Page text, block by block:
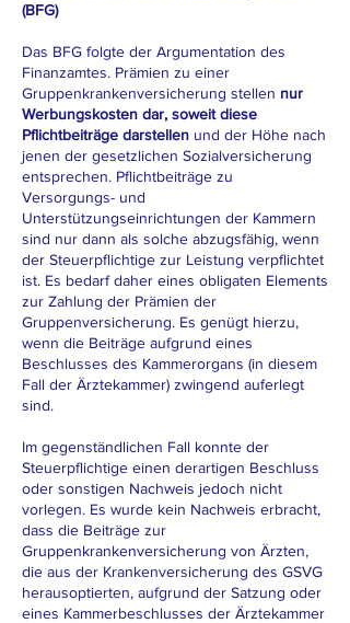
(BFG)
Das BFG folgte der Argumentation des
Finanzamtes. Prämien zu einer
Gruppenkrankenversicherung stellen nur
Werbungskosten dar, soweit diese
Pflichtbeiträge darstellen und der Höhe nach
jenen der gesetzlichen Sozialversicherung
entsprechen. Pflichtbeiträge zu
Versorgungs- und
Unterstützungseinrichtungen der Kammern
sind nur dann als solche abzugsfähig, wenn
der Steuerpflichtige zur Leistung verpflichtet
ist. Es bedarf daher eines obligaten Elements
zur Zahlung der Prämien der
Gruppenversicherung. Es genügt hierzu,
wenn die Beiträge aufgrund eines
Beschlusses des Kammerorgans (in diesem
Fall der Ärztekammer) zwingend auferlegt
sind.
Im gegenständlichen Fall konnte der
Steuerpflichtige einen derartigen Beschluss
oder sonstigen Nachweis jedoch nicht
vorlegen. Es wurde kein Nachweis erbracht,
dass die Beiträge zur
Gruppenkrankenversicherung von Ärzten,
die aus der Krankenversicherung des GSVG
herausoptierten, aufgrund der Satzung oder
eines Kammerbeschlusses der Ärztekammer